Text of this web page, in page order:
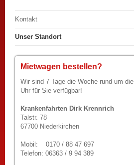
Kontakt
Unser Standort
Mietwagen bestellen?
Wir sind 7 Tage die Woche rund um die
Uhr für Sie verfügbar!
Krankenfahrten Dirk Krennrich
Talstr. 78
67700 Niederkirchen
Mobil: 0170 / 88 47 697
Telefon: 06363 / 9 94 389